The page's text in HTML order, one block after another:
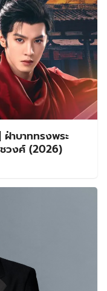
าบาททรงพระ
วงศ์ (2026)